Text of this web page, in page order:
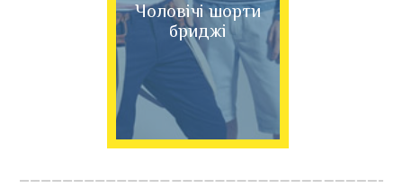
Чоловічі шорти
бриджі